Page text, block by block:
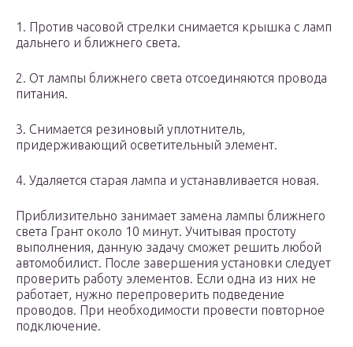
1. Против часовой стрелки снимается крышка с ламп
дальнего и ближнего света.
2. От лампы ближнего света отсоединяются провода
питания.
3. Снимается резиновый уплотнитель,
придерживающий осветительный элемент.
4. Удаляется старая лампа и устанавливается новая.
Приблизительно занимает замена лампы ближнего
света Грант около 10 минут. Учитывая простоту
выполнения, данную задачу сможет решить любой
автомобилист. После завершения установки следует
проверить работу элементов. Если одна из них не
работает, нужно перепроверить подведение
проводов. При необходимости провести повторное
подключение.